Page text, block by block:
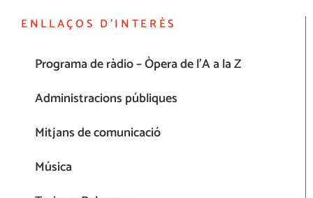
ENLLAÇOS D’INTERÈS
Programa de ràdio – Òpera de l’A a la Z
Administracions públiques
Mitjans de comunicació
Música